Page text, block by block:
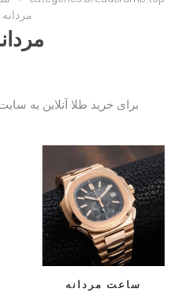
مردانه
برای خرید طلا آنلاین به سایت
ساعت مردانه